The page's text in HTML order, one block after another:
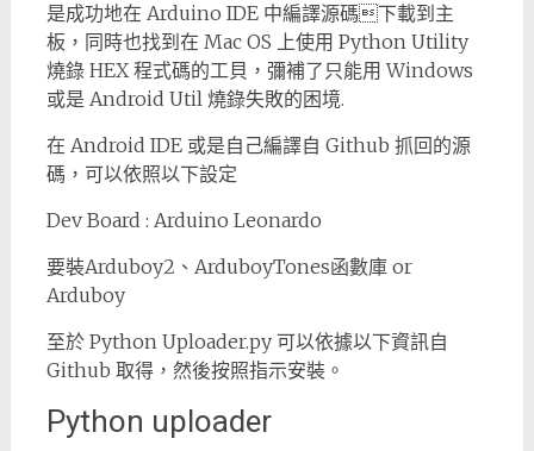
是成功地在 Arduino IDE 中編譯源碼下載到主
板，同時也找到在 Mac OS 上使用 Python Utility
燒錄 HEX 程式碼的工貝，彌補了只能用 Windows
或是 Android Util 燒錄失敗的困境.
在 Android IDE 或是自己編譯自 Github 抓回的源
碼，可以依照以下設定
Dev Board : Arduino Leonardo
要裝Arduboy2、ArduboyTones函數庫 or
Arduboy
至於 Python Uploader.py 可以依據以下資訊自
Github 取得，然後按照指示安裝。
Python uploader